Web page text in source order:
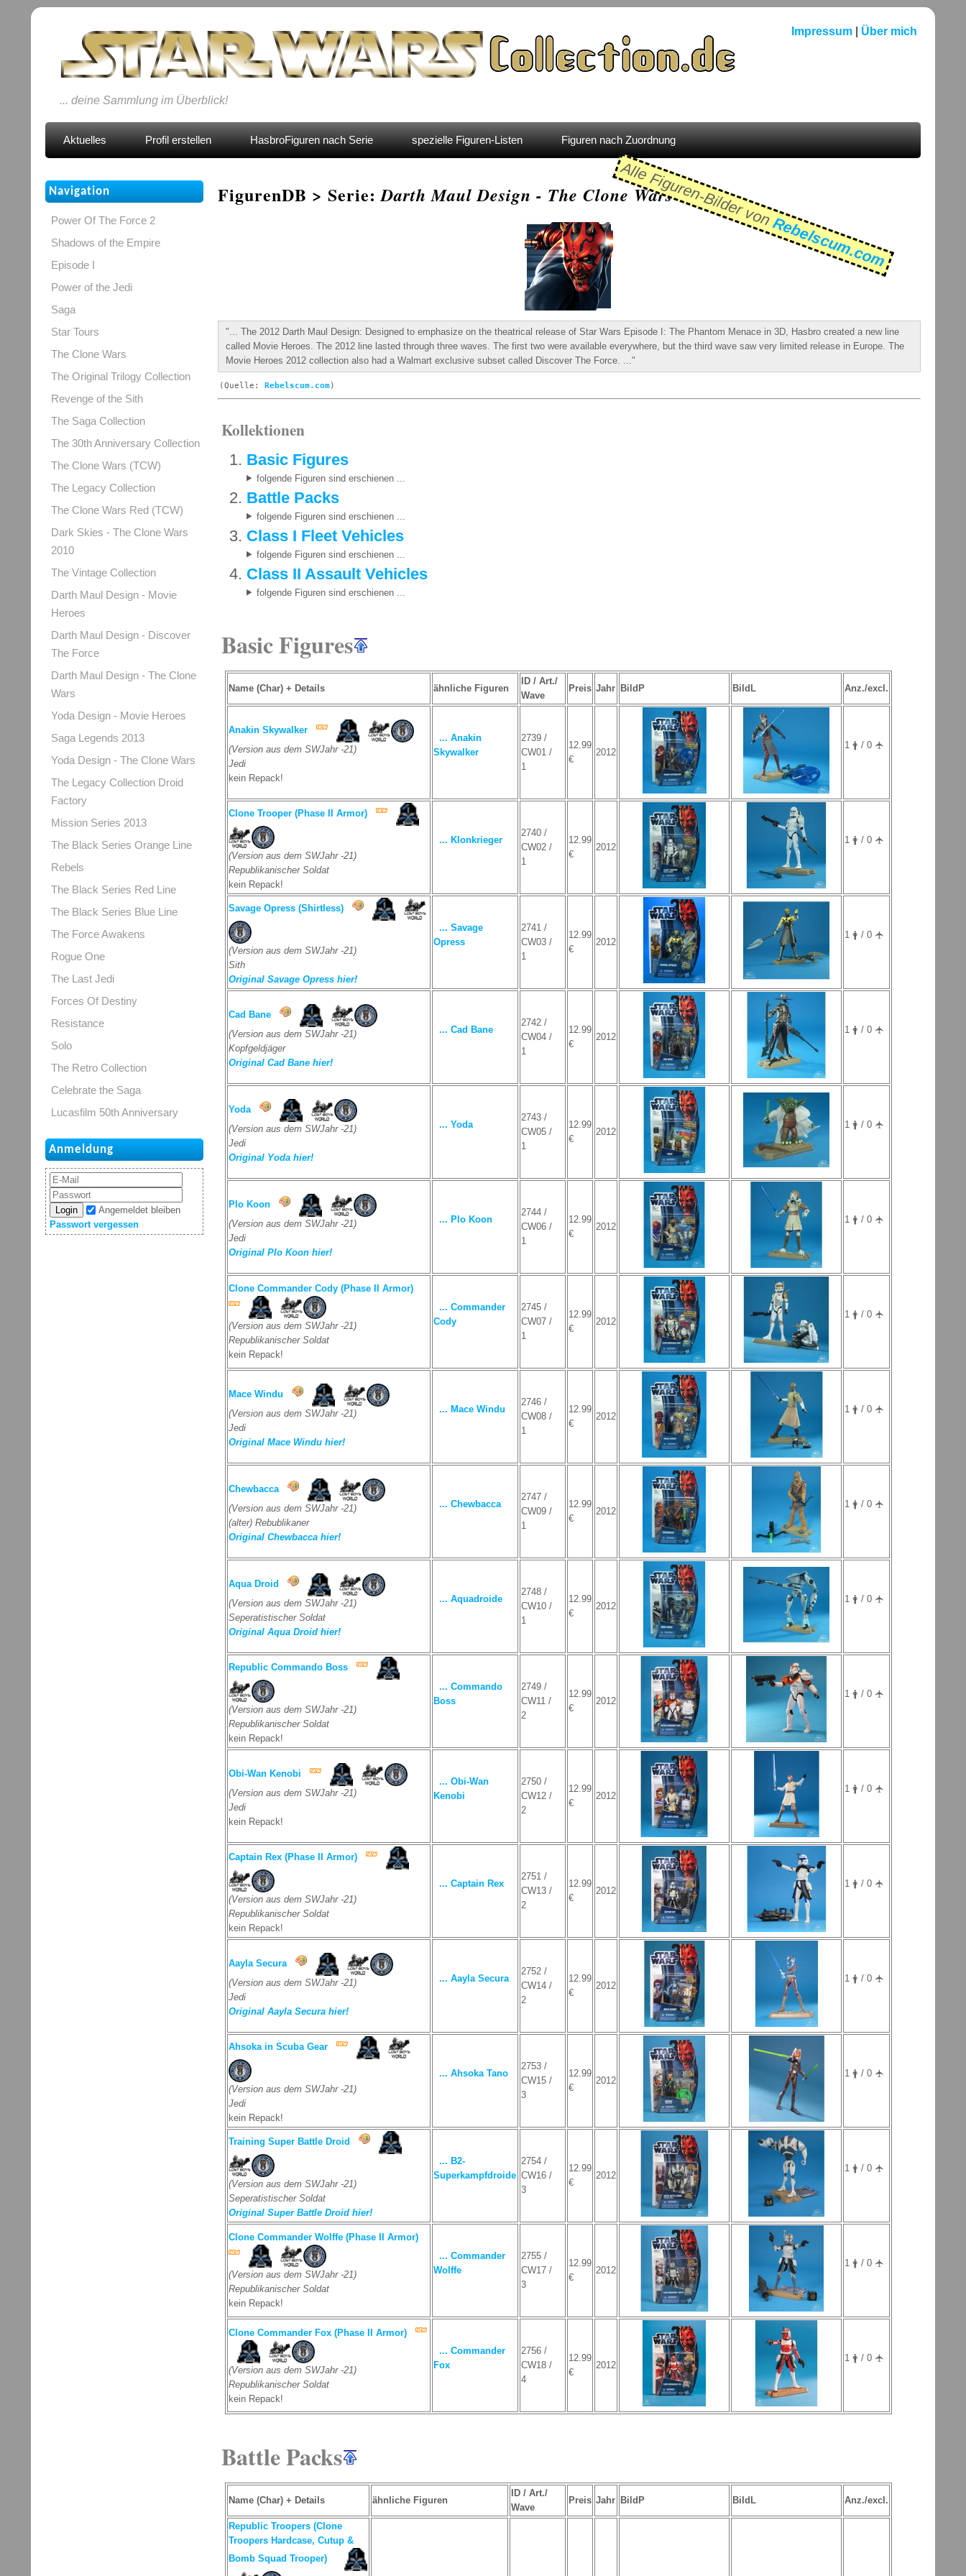
Impressum| Über mich
... deine Sammlung im Überblick!
Aktuelles Profil erstellen HasbroFiguren nach Serie spezielle Figuren-Listen Figuren nach Zuordnung
Navigation
Power Of The Force 2
Shadows of the Empire
Episode I
Power of the Jedi
Saga
Star Tours
The Clone Wars
The Original Trilogy Collection
Revenge of the Sith
The Saga Collection
The 30th Anniversary Collection
The Clone Wars (TCW)
The Legacy Collection
The Clone Wars Red (TCW)
Dark Skies - The Clone Wars
2010
The Vintage Collection
Darth Maul Design - Movie
Heroes
Darth Maul Design - Discover
The Force
Darth Maul Design - The Clone
Wars
Yoda Design - Movie Heroes
Saga Legends 2013
Yoda Design - The Clone Wars
The Legacy Collection Droid
Factory
Mission Series 2013
The Black Series Orange Line
Rebels
The Black Series Red Line
The Black Series Blue Line
The Force Awakens
Rogue One
The Last Jedi
Forces Of Destiny
Resistance
Solo
The Retro Collection
Celebrate the Saga
Lucasfilm 50th Anniversary
Anmeldung
Login
Angemeldet bleiben
Passwort vergessen
FigurenDB > Serie:Darth Maul Design - The Clone WarsAlle Figuren-Bilder von
Rebelscum.com
"... The 2012 Darth Maul Design: Designed to emphasize on the theatrical release of Star Wars Episode I: The Phantom Menace in 3D, Hasbro created a new line
called Movie Heroes. The 2012 line lasted through three waves. The first two were available everywhere, but the third wave saw very limited release in Europe. The
Movie Heroes 2012 collection also had a Walmart exclusive subset called Discover The Force. ..."
(Quelle:Rebelscum.com)
Kollektionen
Basic Figures
folgende Figuren sind erschienen ...
Battle Packs
folgende Figuren sind erschienen ...
Class I Fleet Vehicles
folgende Figuren sind erschienen ...
Class II Assault Vehicles
folgende Figuren sind erschienen ...
Basic Figures
Name (Char) + Details ähnliche Figuren
ID / Art./
Wave
Preis Jahr BildP BildL Anz./excl.
Anakin Skywalker
(Version aus dem SWJahr -21)
Jedi
kein Repack!
... Anakin
Skywalker
2739 /
CW01 /
1
12.99
€
2012
1 🛉 / 0 🛧
Clone Trooper (Phase II Armor)
(Version aus dem SWJahr -21)
Republikanischer Soldat
kein Repack!
... Klonkrieger
2740 /
CW02 /
1
12.99
€
2012
1 🛉 / 0 🛧
Savage Opress (Shirtless)
(Version aus dem SWJahr -21)
Sith
Original Savage Opress hier!
... Savage
Opress
2741 /
CW03 /
1
12.99
€
2012
1 🛉 / 0 🛧
Cad Bane
(Version aus dem SWJahr -21)
Kopfgeldjäger
Original Cad Bane hier!
... Cad Bane
2742 /
CW04 /
1
12.99
€
2012
1 🛉 / 0 🛧
Yoda
(Version aus dem SWJahr -21)
Jedi
Original Yoda hier!
... Yoda
2743 /
CW05 /
1
12.99
€
2012
1 🛉 / 0 🛧
Plo Koon
(Version aus dem SWJahr -21)
Jedi
Original Plo Koon hier!
... Plo Koon
2744 /
CW06 /
1
12.99
€
2012
1 🛉 / 0 🛧
Clone Commander Cody (Phase II Armor)
(Version aus dem SWJahr -21)
Republikanischer Soldat
kein Repack!
... Commander
Cody
2745 /
CW07 /
1
12.99
€
2012
1 🛉 / 0 🛧
Mace Windu
(Version aus dem SWJahr -21)
Jedi
Original Mace Windu hier!
... Mace Windu
2746 /
CW08 /
1
12.99
€
2012
1 🛉 / 0 🛧
Chewbacca
(Version aus dem SWJahr -21)
(alter) Rebublikaner
Original Chewbacca hier!
... Chewbacca
2747 /
CW09 /
1
12.99
€
2012
1 🛉 / 0 🛧
Aqua Droid
(Version aus dem SWJahr -21)
Seperatistischer Soldat
Original Aqua Droid hier!
... Aquadroide
2748 /
CW10 /
1
12.99
€
2012
1 🛉 / 0 🛧
Republic Commando Boss
(Version aus dem SWJahr -21)
Republikanischer Soldat
kein Repack!
... Commando
Boss
2749 /
CW11 /
2
12.99
€
2012
1 🛉 / 0 🛧
Obi-Wan Kenobi
(Version aus dem SWJahr -21)
Jedi
kein Repack!
... Obi-Wan
Kenobi
2750 /
CW12 /
2
12.99
€
2012
1 🛉 / 0 🛧
Captain Rex (Phase II Armor)
(Version aus dem SWJahr -21)
Republikanischer Soldat
kein Repack!
... Captain Rex
2751 /
CW13 /
2
12.99
€
2012
1 🛉 / 0 🛧
Aayla Secura
(Version aus dem SWJahr -21)
Jedi
Original Aayla Secura hier!
... Aayla Secura
2752 /
CW14 /
2
12.99
€
2012
1 🛉 / 0 🛧
Ahsoka in Scuba Gear
(Version aus dem SWJahr -21)
Jedi
kein Repack!
... Ahsoka Tano
2753 /
CW15 /
3
12.99
€
2012
1 🛉 / 0 🛧
Training Super Battle Droid
(Version aus dem SWJahr -21)
Seperatistischer Soldat
Original Super Battle Droid hier!
... B2-
Superkampfdroide
2754 /
CW16 /
3
12.99
€
2012
1 🛉 / 0 🛧
Clone Commander Wolffe (Phase II Armor)
(Version aus dem SWJahr -21)
Republikanischer Soldat
kein Repack!
... Commander
Wolffe
2755 /
CW17 /
3
12.99
€
2012
1 🛉 / 0 🛧
Clone Commander Fox (Phase II Armor)
(Version aus dem SWJahr -21)
Republikanischer Soldat
kein Repack!
... Commander
Fox
2756 /
CW18 /
4
12.99
€
2012
1 🛉 / 0 🛧
Battle Packs
Name (Char) + Details ähnliche Figuren
ID / Art./
Wave
Preis Jahr BildP BildL Anz./excl.
Republic Troopers (Clone
Troopers Hardcase, Cutup &
Bomb Squad Trooper)